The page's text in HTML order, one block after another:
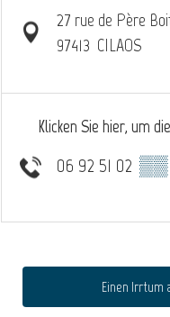
27 rue de Père
97413 CILAOS
Klicken Sie hier, um
06 92 51 02 ▒▒
Einen Irrtum